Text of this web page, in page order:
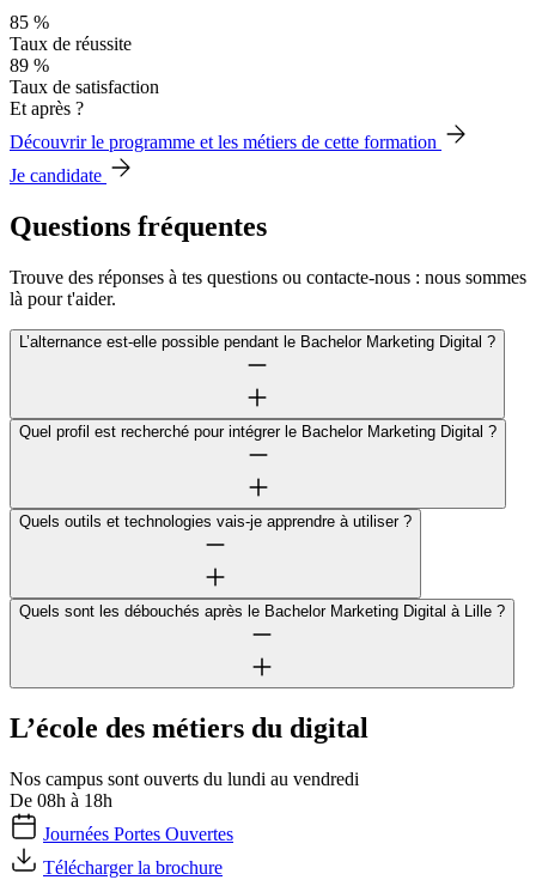
85 %
Taux de réussite
89 %
Taux de satisfaction
Et après ?
Découvrir le programme et les métiers de cette formation
Je candidate
Questions fréquentes
Trouve des réponses à tes questions ou contacte-nous : nous sommes
là pour t'aider.
L’alternance est-elle possible pendant le Bachelor Marketing Digital ?
Quel profil est recherché pour intégrer le Bachelor Marketing Digital ?
Quels outils et technologies vais-je apprendre à utiliser ?
Quels sont les débouchés après le Bachelor Marketing Digital à Lille ?
L’école des métiers du digital
Nos campus sont ouverts du lundi au vendredi
De 08h à 18h
Journées Portes Ouvertes
Télécharger la brochure